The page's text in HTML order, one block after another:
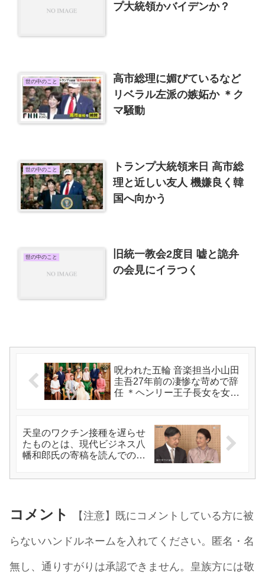
プ大統領かバイデンか？
世の中のこと
高市総理に媚びているなど
リベラル左派の嫉妬か ＊ク
マ騒動
世の中のこと
トランプ大統領来日 高市総
理と近しい友人 機嫌良く韓
国へ向かう
世の中のこと
旧統一教会2度目 嘘と詭弁
の会見にイラつく
呪われた五輪 音楽担当小山田
圭吾27年前の凄惨な苛めで辞
任 ＊ヘンリー王子長女を女王
天皇のワクチン接種を遅らせ
たものとは、現代ビジネス八
幡和郎氏の寄稿を読んでの感
コメント
【注意】既にコメントしている方に被
らないハンドルネームを入れてください。匿名・名
無し、通りすがりは承認できません。皇族方には敬